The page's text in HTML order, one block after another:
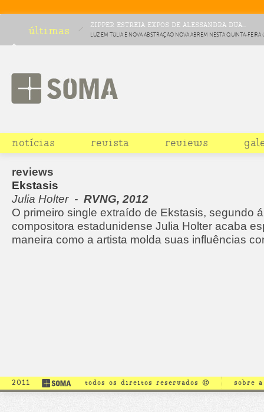
últimas ZIPPER ESTREIA EXPOS DE ALESSANDRA DUA...
LUZ EM TÚLIA E NOVA ABSTRAÇÃO NOVA ABREM NESTA QUINTA-FEIRA
FICAM EM CARTAZ ATÉ 16 DE MARÇO
notícias revista reviews
reviews
Ekstasis
Julia Holter - RVNG, 2012
O primeiro single extraído de Ekstasis, segundo
compositora estadunidense Julia Holter acaba
maneira como a artista molda suas influências
2011 todos os direitos reservados © sobre